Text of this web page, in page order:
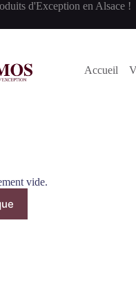
d'Exception en Alsace !
Accueil
vide.